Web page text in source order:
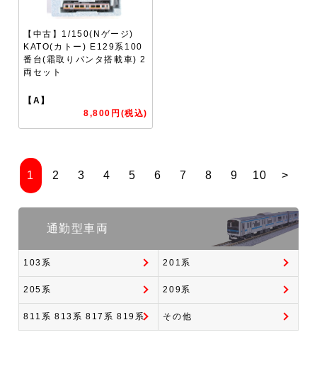
【中古】1/150(Nゲージ)
KATO(カトー) E129系100
番台(霜取りパンタ搭載車) 2
両セット
【A】
8,800円(税込)
1 2 3 4 5 6 7 8 9 10 >
通勤型車両
103系 201系
205系 209系
811系 813系 817系 819系 その他